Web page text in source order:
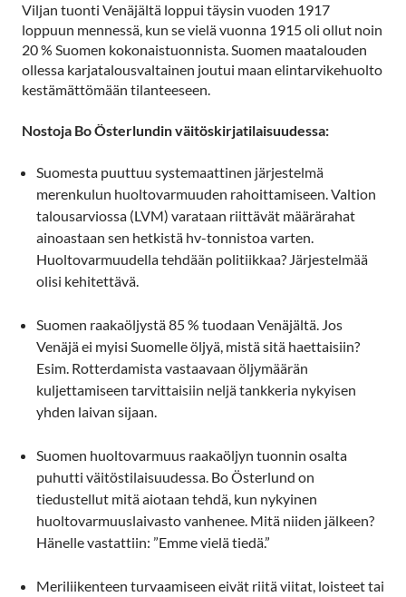
Viljan tuonti Venäjältä loppui täysin vuoden 1917
loppuun mennessä, kun se vielä vuonna 1915 oli ollut noin
20 % Suomen kokonaistuonnista. Suomen maatalouden
ollessa karjatalousvaltainen joutui maan elintarvikehuolto
kestämättömään tilanteeseen.
Nostoja Bo Österlundin väitöskirjatilaisuudessa:
Suomesta puuttuu systemaattinen järjestelmä
merenkulun huoltovarmuuden rahoittamiseen. Valtion
talousarviossa (LVM) varataan riittävät määrärahat
ainoastaan sen hetkistä hv-tonnistoa varten.
Huoltovarmuudella tehdään politiikkaa? Järjestelmää
olisi kehitettävä.
Suomen raakaöljystä 85 % tuodaan Venäjältä. Jos
Venäjä ei myisi Suomelle öljyä, mistä sitä haettaisiin?
Esim. Rotterdamista vastaavaan öljymäärän
kuljettamiseen tarvittaisiin neljä tankkeria nykyisen
yhden laivan sijaan.
Suomen huoltovarmuus raakaöljyn tuonnin osalta
puhutti väitöstilaisuudessa. Bo Österlund on
tiedustellut mitä aiotaan tehdä, kun nykyinen
huoltovarmuuslaivasto vanhenee. Mitä niiden jälkeen?
Hänelle vastattiin: ”Emme vielä tiedä.”
Meriliikenteen turvaamiseen eivät riitä viitat, loisteet tai